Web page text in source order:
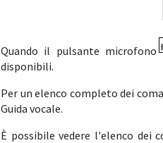
Quando il pulsante microfono
disponibili.
Per un elenco completo dei
Guida vocale.
È possibile vedere l'elenco dei